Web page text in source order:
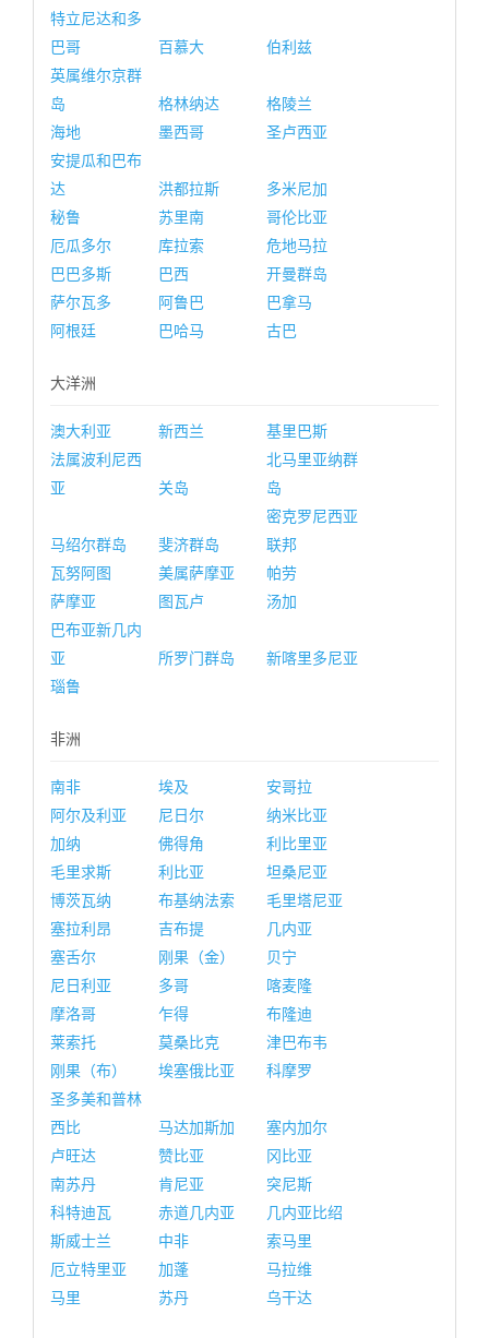
特立尼达和多
巴哥
百慕大
伯利兹
英属维尔京群
岛
格林纳达
格陵兰
海地
墨西哥
圣卢西亚
安提瓜和巴布
达
洪都拉斯
多米尼加
秘鲁
苏里南
哥伦比亚
厄瓜多尔
库拉索
危地马拉
巴巴多斯
巴西
开曼群岛
萨尔瓦多
阿鲁巴
巴拿马
阿根廷
巴哈马 古巴
大洋洲
澳大利亚 新西兰
基里巴斯
法属波利尼西
亚
关岛
北马里亚纳群
岛
马绍尔群岛 斐济群岛
密克罗尼西亚
联邦
瓦努阿图
美属萨摩亚
帕劳
萨摩亚
图瓦卢
汤加
巴布亚新几内
亚
所罗门群岛
新喀里多尼亚
瑙鲁
非洲
南非 埃及
安哥拉
阿尔及利亚
尼日尔
纳米比亚
加纳
佛得角
利比里亚
毛里求斯
利比亚
坦桑尼亚
博茨瓦纳
布基纳法索
毛里塔尼亚
塞拉利昂
吉布提
几内亚
塞舌尔
刚果（金）
贝宁
尼日利亚
多哥
喀麦隆
摩洛哥
乍得
布隆迪
莱索托
莫桑比克
津巴布韦
刚果（布）
埃塞俄比亚
科摩罗
圣多美和普林
西比
马达加斯加
塞内加尔
卢旺达
赞比亚
冈比亚
南苏丹
肯尼亚
突尼斯
科特迪瓦
赤道几内亚
几内亚比绍
斯威士兰
中非
索马里
厄立特里亚
加蓬
马拉维
马里
苏丹 乌干达